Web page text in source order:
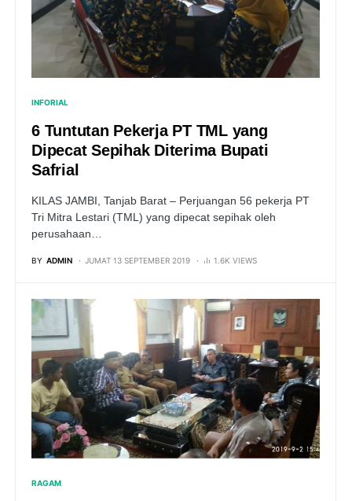
INFORIAL
6 Tuntutan Pekerja PT TML yang
Dipecat Sepihak Diterima Bupati
Safrial
KILAS JAMBI, Tanjab Barat – Perjuangan 56 pekerja PT
Tri Mitra Lestari (TML) yang dipecat sepihak oleh
perusahaan…
BY ADMIN JUMAT 13 SEPTEMBER 2019 1.6K VIEWS
RAGAM